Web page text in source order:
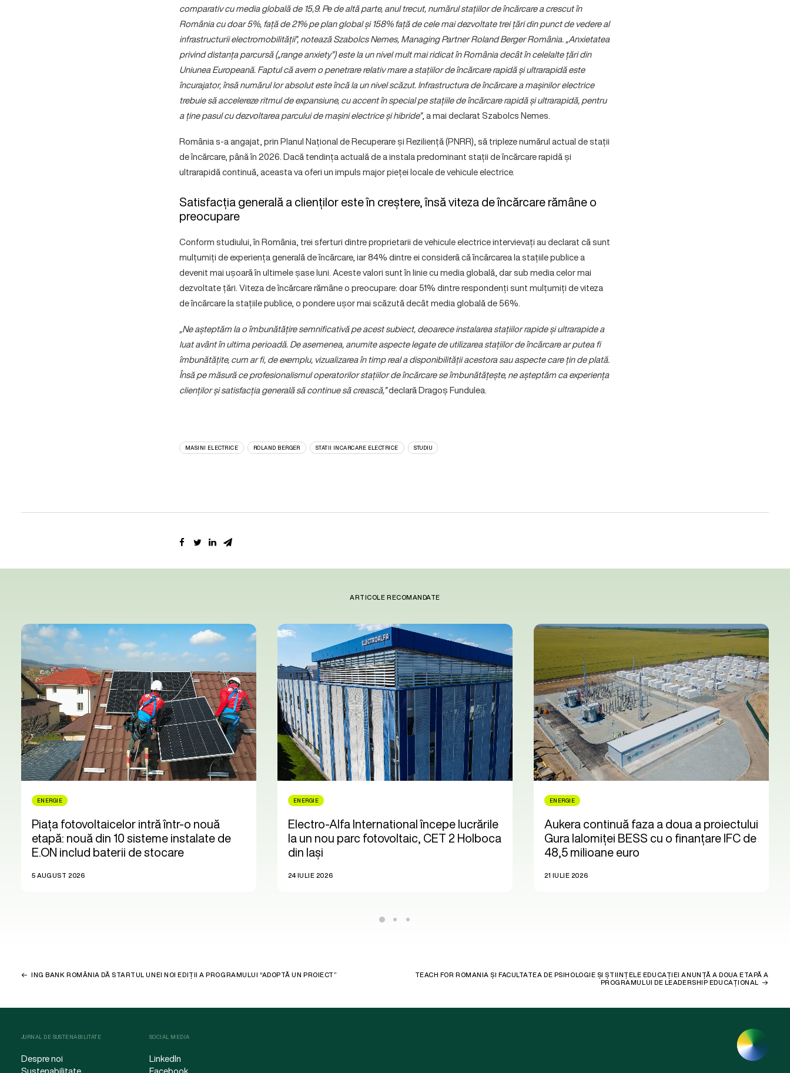
comparativ cu media globală de 15,9. Pe de altă parte, anul trecut, numărul stațiilor de încărcare a crescut în
România cu doar 5%, față de 21% pe plan global și 158% față de cele mai dezvoltate trei țări din punct de vedere al
infrastructurii electromobilității”, notează Szabolcs Nemes, Managing Partner Roland Berger România. „Anxietatea
privind distanța parcursă („range anxiety”) este la un nivel mult mai ridicat în România decât în celelalte țări din
Uniunea Europeană. Faptul că avem o penetrare relativ mare a stațiilor de încărcare rapidă și ultrarapidă este
încurajator, însă numărul lor absolut este încă la un nivel scăzut. Infrastructura de încărcare a mașinilor electrice
trebuie să accelereze ritmul de expansiune, cu accent în special pe stațiile de încărcare rapidă și ultrarapidă, pentru
a ține pasul cu dezvoltarea parcului de mașini electrice și hibride”, a mai declarat Szabolcs Nemes.
România s-a angajat, prin Planul Național de Recuperare și Reziliență (PNRR), să tripleze numărul actual de stații
de încărcare, până în 2026. Dacă tendința actuală de a instala predominant stații de încărcare rapidă și
ultrarapidă continuă, aceasta va oferi un impuls major pieței locale de vehicule electrice.
Satisfacția generală a clienților este în creștere, însă viteza de încărcare rămâne o
preocupare
Conform studiului, în România, trei sferturi dintre proprietarii de vehicule electrice intervievați au declarat că sunt
mulțumiți de experiența generală de încărcare, iar 84% dintre ei consideră că încărcarea la stațiile publice a
devenit mai ușoară în ultimele șase luni. Aceste valori sunt în linie cu media globală, dar sub media celor mai
dezvoltate țări. Viteza de încărcare rămâne o preocupare: doar 51% dintre respondenți sunt mulțumiți de viteza
de încărcare la stațiile publice, o pondere ușor mai scăzută decât media globală de 56%.
„Ne așteptăm la o îmbunătățire semnificativă pe acest subiect, deoarece instalarea stațiilor rapide și ultrarapide a
luat avânt în ultima perioadă. De asemenea, anumite aspecte legate de utilizarea stațiilor de încărcarear putea fi
îmbunătățite, cum ar fi, de exemplu, vizualizarea în timp real a disponibilității acestora sau aspecte care țin de plată.
Însă pe măsură ce profesionalismul operatorilor stațiilor de încărcare se îmbunătățește, ne așteptăm ca experiența
clienților și satisfacția generală să continue să crească,”declară Dragoș Fundulea.
MASINI ELECTRICE ROLAND BERGER STATII INCARCARE ELECTRICE STUDIU
ARTICOLE RECOMANDATE
ENERGIE
Piața fotovoltaicelor intră într-o nouă
etapă: nouă din 10 sisteme instalate de
E.ON includ baterii de stocare
5 AUGUST 2026
ENERGIE
Electro-Alfa International începe lucrările
la un nou parc fotovoltaic, CET 2 Holboca
din Iași
24 IULIE 2026
ENERGIE
Aukera continuă faza a doua a proiectului
Gura Ialomiței BESS cu o finanțare IFC de
48,5 milioane euro
21 IULIE 2026
ING BANK ROMÂNIA DĂ STARTUL UNEI NOI EDIȚII A PROGRAMULUI “ADOPTĂ UN PROIECT”
TEACH FOR ROMANIA ȘI FACULTATEA DE PSIHOLOGIE ȘI ȘTIINȚELE EDUCAȚIEI ANUNȚĂ A DOUA ETAPĂ A
PROGRAMULUI DE LEADERSHIP EDUCAȚIONAL
JURNAL DE SUSTENABILITATE
Despre noi
SOCIAL MEDIA
LinkedIn